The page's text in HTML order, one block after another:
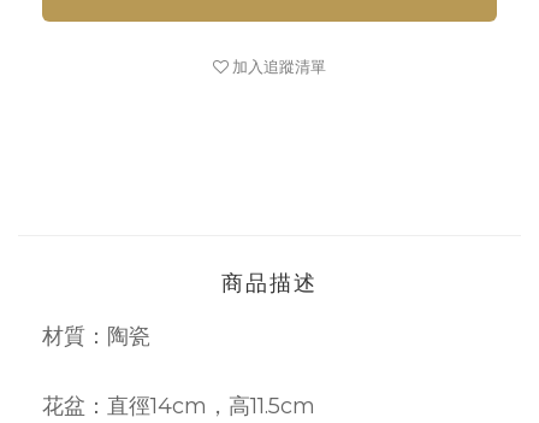
加入追蹤清單
商品描述
材質：陶瓷
花盆：直徑14cm，高11.5cm